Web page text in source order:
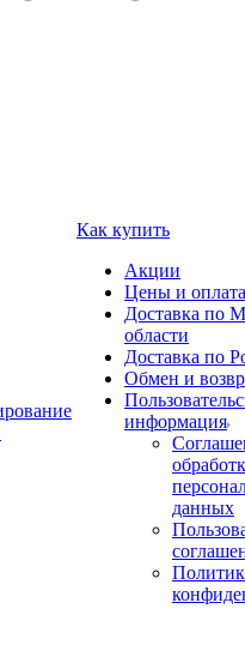
Как купить
Акции
Цены и оплата
Доставка по
области
Доставка по
Обмен и
информация
данных